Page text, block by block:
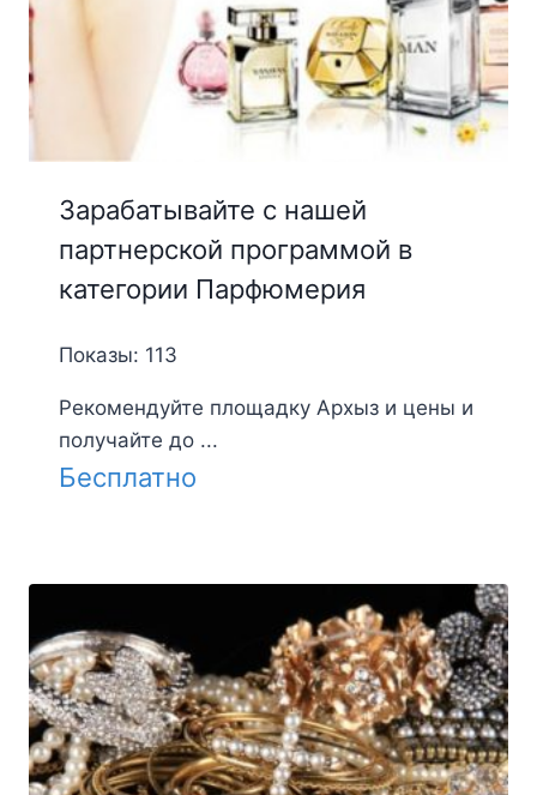
Зарабатывайте с нашей
партнерской программой в
категории Парфюмерия
Показы: 113
Рекомендуйте площадку Архыз и цены и
получайте до ...
Бесплатно